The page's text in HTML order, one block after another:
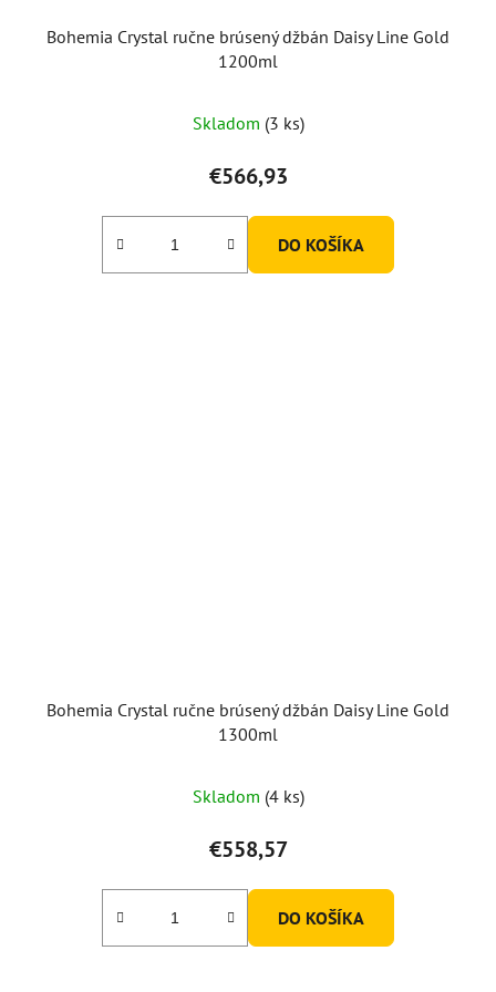
Bohemia Crystal ručne brúsený džbán Daisy Line Gold
1200ml
Skladom (3 ks)
€566,93
DO KOŠÍKA
Bohemia Crystal ručne brúsený džbán Daisy Line Gold
1300ml
Skladom (4 ks)
€558,57
DO KOŠÍKA